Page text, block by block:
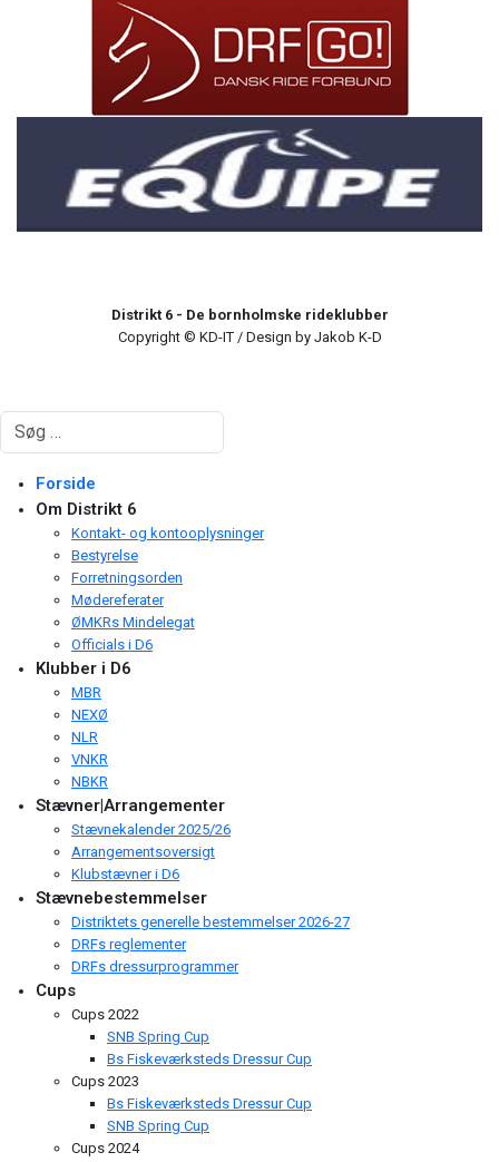
Distrikt 6 - De bornholmske rideklubber
Copyright © KD-IT / Design by Jakob K-D
Søg
Forside
Om Distrikt 6
Kontakt- og kontooplysninger
Bestyrelse
Forretningsorden
Mødereferater
ØMKRs Mindelegat
Officials i D6
Klubber i D6
MBR
NEXØ
NLR
VNKR
NBKR
Stævner|Arrangementer
Stævnekalender 2025/26
Arrangementsoversigt
Klubstævner i D6
Stævnebestemmelser
Distriktets generelle bestemmelser 2026-27
DRFs reglementer
DRFs dressurprogrammer
Cups
Cups 2022
SNB Spring Cup
Bs Fiskeværksteds Dressur Cup
Cups 2023
Bs Fiskeværksteds Dressur Cup
SNB Spring Cup
Cups 2024